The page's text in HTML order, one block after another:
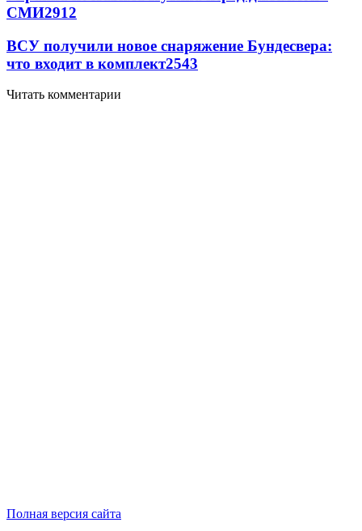
СМИ2912
ВСУ получили новое снаряжение Бундесвера:
что входит в комплект2543
Читать комментарии
Полная версия сайта